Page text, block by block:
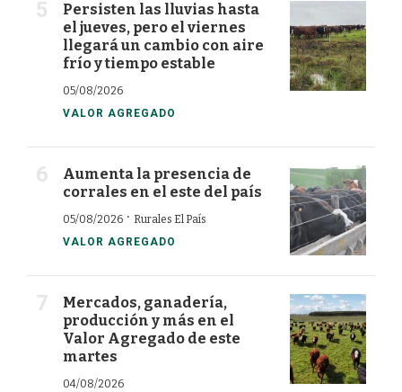
Persisten las lluvias hasta
el jueves, pero el viernes
llegará un cambio con aire
frío y tiempo estable
05/08/2026
VALOR AGREGADO
Aumenta la presencia de
corrales en el este del país
05/08/2026 · Rurales El País
VALOR AGREGADO
Mercados, ganadería,
producción y más en el
Valor Agregado de este
martes
04/08/2026